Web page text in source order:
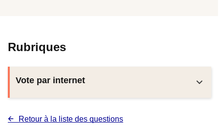
Rubriques
Vote par internet
Retour à la liste des questions